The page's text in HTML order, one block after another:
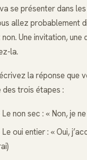
se présenter dans
allez probablement
Une invitation, une
la.
la réponse que
des trois étapes :
non sec : « Non, je
oui entier : « Oui,